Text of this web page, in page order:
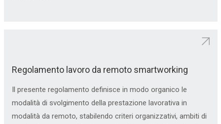
Regolamento lavoro da remoto smartworking
Il presente regolamento definisce in modo organico le
modalità di svolgimento della prestazione lavorativa in
modalità da remoto, stabilendo criteri organizzativi, ambiti di